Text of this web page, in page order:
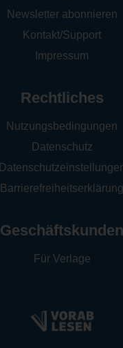
Newsletter abonnieren
Kontakt/Support
Impressum
Rechtliches
Nutzungsbedingungen
Datenschutz
Barrierefreiheitserklärung
Geschäftskunden
Für Verlage